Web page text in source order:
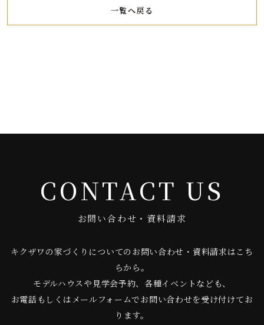
一覧へ戻る
CONTACT US
お問い合わせ・資料請求
キクザワの家づくりについてのお問い合わせ・資料請求はこち
らから。
モデルハウスや見学会予約、各種イベントなども、
お電話もしくはメールフォームでお問い合わせを受け付けてお
ります。